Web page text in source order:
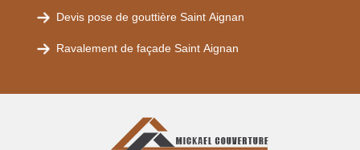
Devis pose de gouttière Saint Aignan
Ravalement de façade Saint Aignan